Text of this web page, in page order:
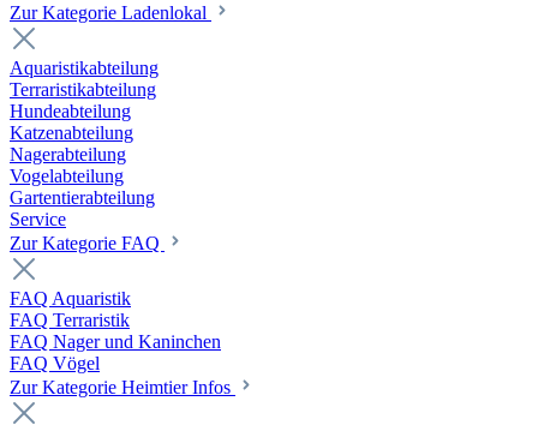
Zur Kategorie Ladenlokal
Aquaristikabteilung
Terraristikabteilung
Hundeabteilung
Katzenabteilung
Nagerabteilung
Vogelabteilung
Gartentierabteilung
Service
Zur Kategorie FAQ
FAQ Aquaristik
FAQ Terraristik
FAQ Nager und Kaninchen
FAQ Vögel
Zur Kategorie Heimtier Infos